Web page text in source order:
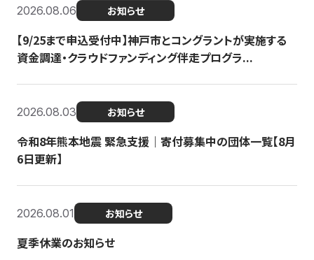
2026.08.06 お知らせ
【9/25まで申込受付中】神戸市とコングラントが実施する
資金調達・クラウドファンディング伴走プログラ...
2026.08.03 お知らせ
令和8年熊本地震 緊急支援｜寄付募集中の団体一覧【8月
6日更新】
2026.08.01 お知らせ
夏季休業のお知らせ